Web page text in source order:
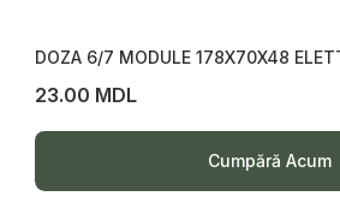
DOZA 6/7 MODULE 178X70X48
23.00 MDL
Cumpără Acum